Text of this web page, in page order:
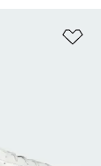
želaných